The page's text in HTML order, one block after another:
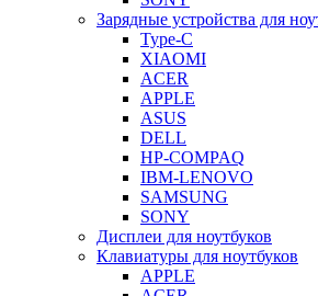
Зарядные устройства для
Type-C
XIAOMI
ACER
APPLE
ASUS
DELL
HP-COMPAQ
IBM-LENOVO
SAMSUNG
SONY
Дисплеи для ноутбуков
Клавиатуры для ноутбуков
APPLE